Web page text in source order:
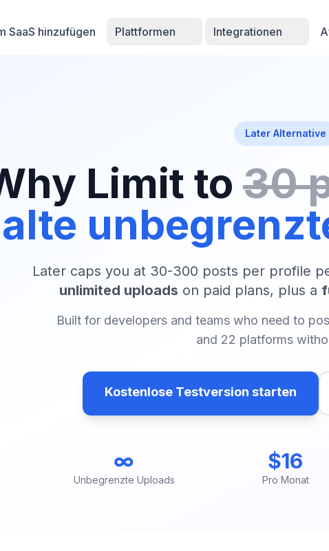
SaaS hinzufügen Plattformen Integrationen
Later Alternative
Limit to 30
Later caps you at 30-300 posts per profile
unlimited uploads on paid plans, plus a
Built for developers and teams who need to
and 22 platforms
Kostenlose Testversion starten
∞
Unbegrenzte Uploads
$16
Pro Monat